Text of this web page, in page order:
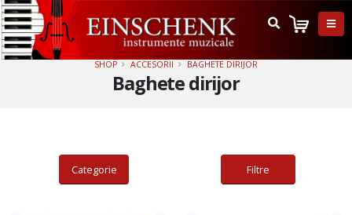
Baghete dirijor
SHOP ACCESORII BAGHETE DIRIJOR
Categorie Filtre